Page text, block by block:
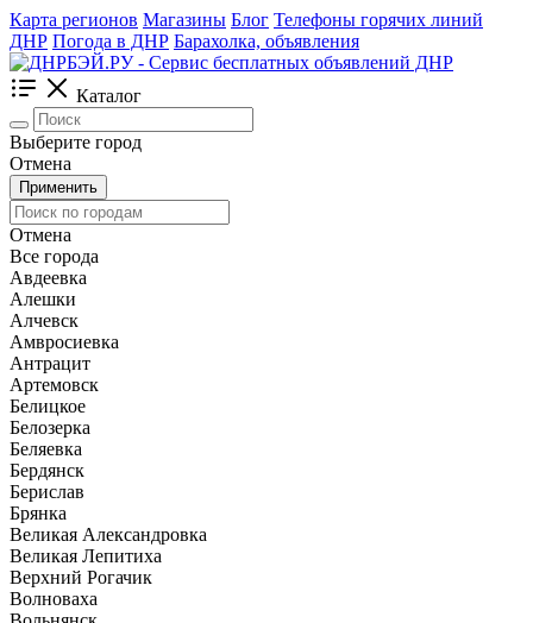
Карта регионов Магазины Блог Телефоны горячих линий
ДНР Погода в ДНР Барахолка, объявления
Каталог
Выберите город
Отмена
Применить
Отмена
Все города
Авдеевка
Алешки
Алчевск
Амвросиевка
Антрацит
Артемовск
Белицкое
Белозерка
Беляевка
Бердянск
Берислав
Брянка
Великая Александровка
Великая Лепитиха
Верхний Рогачик
Волноваха